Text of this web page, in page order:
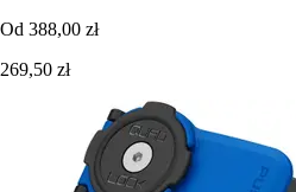
Od 388,00 zł
269,50 zł